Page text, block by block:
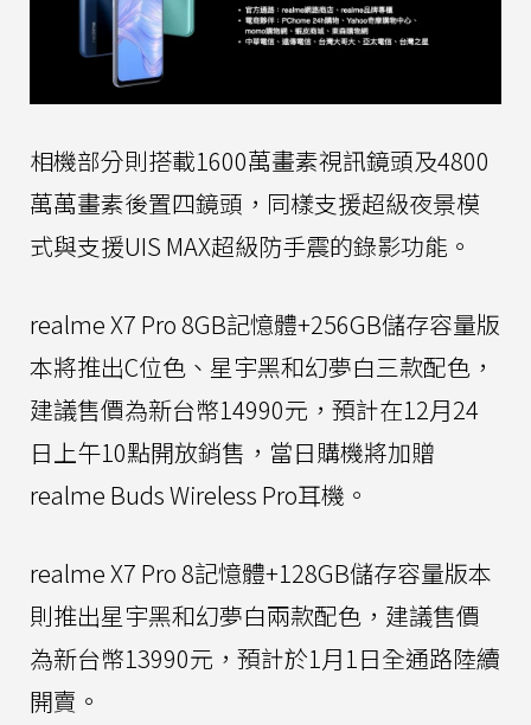
相機部分則搭載1600萬畫素視訊鏡頭及4800
萬萬畫素後置四鏡頭，同樣支援超級夜景模
式與支援UIS MAX超級防手震的錄影功能。
realme X7 Pro 8GB記憶體+256GB儲存容量版
本將推出C位色、星宇黑和幻夢白三款配色，
建議售價為新台幣14990元，預計在12月24
日上午10點開放銷售，當日購機將加贈
realme Buds Wireless Pro耳機。
realme X7 Pro 8記憶體+128GB儲存容量版本
則推出星宇黑和幻夢白兩款配色，建議售價
為新台幣13990元，預計於1月1日全通路陸續
開賣。